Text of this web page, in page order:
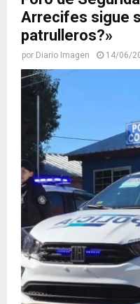
Arrecifes sigue
patrulleros?»
por Diario Imagen 14/06/